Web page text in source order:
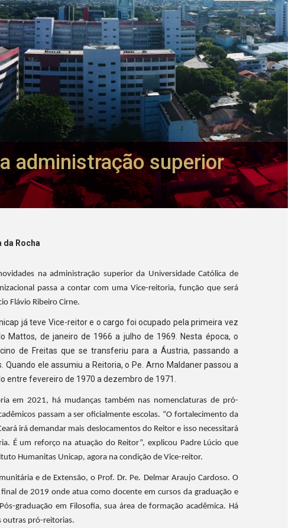
administração superior
da Rocha
na administração superior da Universidade Católica de
passa a contar com uma Vice-reitoria, função que será
Flávio Ribeiro Cirne.
já teve Vice-reitor e o cargo foi ocupado pela primeira vez
Mattos, de janeiro de 1966 a julho de 1969. Nesta época, o
de Freitas que se transferiu para a Áustria, passando a
Quando ele assumiu a Reitoria, o Pe. Arno Maldaner passou a
entre fevereiro de 1970 a dezembro de 1971.
em 2021, há mudanças também nas nomenclaturas de pró-
passam a ser oficialmente escolas. “O fortalecimento da
irá demandar mais deslocamentos do Reitor e isso necessitará
É um reforço na atuação do Reitor”, explicou Padre Lúcio que
Humanitas Unicap, agora na condição de Vice-reitor.
e de Extensão, o Prof. Dr. Pe. Delmar Araujo Cardoso. O
de 2019 onde atua como docente em cursos da graduação e
graduação em Filosofia, sua área de formação acadêmica. Há
outras pró-reitorias.